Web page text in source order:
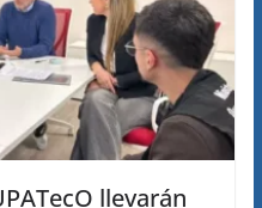
llevarán